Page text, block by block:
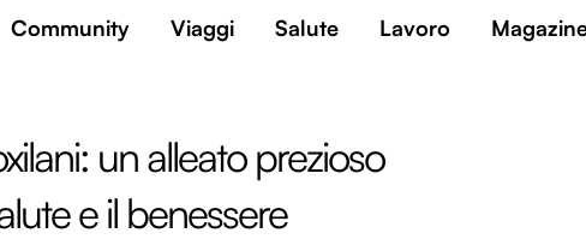
Community Viaggi Salute Lavoro
un alleato prezioso
e il benessere